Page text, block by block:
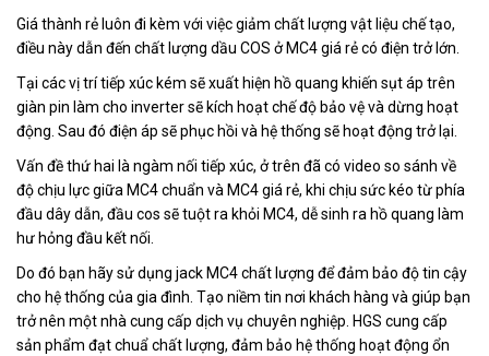
Giá thành rẻ luôn đi kèm với việc giảm chất lượng vật liệu chế tạo,
điều này dẫn đến chất lượng dầu COS ở MC4 giá rẻ có điện trở lớn.
Tại các vị trí tiếp xúc kém sẽ xuất hiện hồ quang khiến sụt áp trên
giàn pin làm cho inverter sẽ kích hoạt chế độ bảo vệ và dừng hoạt
động. Sau đó điện áp sẽ phục hồi và hệ thống sẽ hoạt động trở lại.
Vấn đề thứ hai là ngàm nối tiếp xúc, ở trên đã có video so sánh về
độ chịu lực giữa MC4 chuẩn và MC4 giá rẻ, khi chịu sức kéo từ phía
đầu dây dẫn, đầu cos sẽ tuột ra khỏi MC4, dễ sinh ra hồ quang làm
hư hỏng đầu kết nối.
Do đó bạn hãy sử dụng jack MC4 chất lượng để đảm bảo độ tin cậy
cho hệ thống của gia đình. Tạo niềm tin nơi khách hàng và giúp bạn
trở nên một nhà cung cấp dịch vụ chuyên nghiệp. HGS cung cấp
sản phẩm đạt chuẩ chất lượng, đảm bảo hệ thống hoạt động ổn